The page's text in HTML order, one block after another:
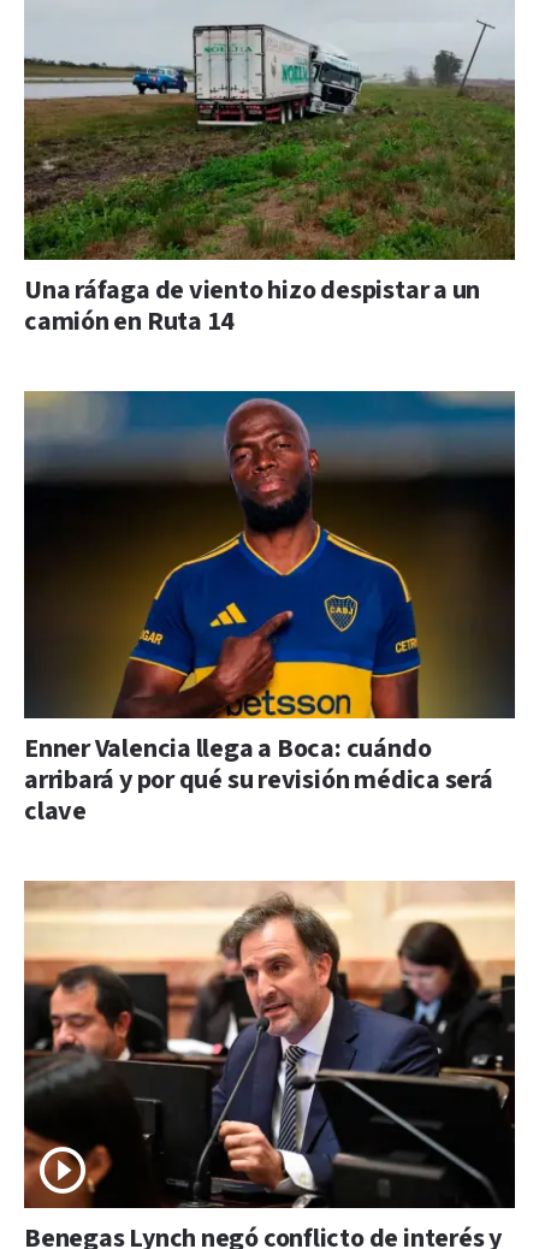
Una ráfaga de viento hizo despistar a un
camión en Ruta 14
Enner Valencia llega a Boca: cuándo
arribará y por qué su revisión médica será
clave
Benegas Lynch negó conflicto de interés y